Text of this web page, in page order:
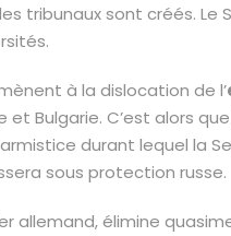
tribunaux sont créés. Le
à la dislocation de l’
Bulgarie. C’est alors
durant lequel la
sous protection russe.
allemand, élimine